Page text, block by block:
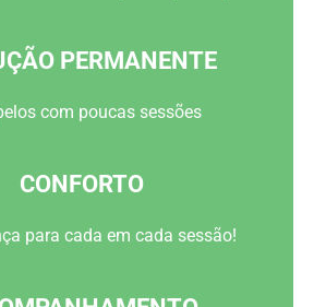
PERMANENTE
com poucas sessões
CONFORTO
para cada em cada sessão!